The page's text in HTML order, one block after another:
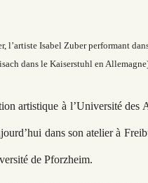
l’artiste Isabel Zuber performant
dans le Kaiserstuhl en
artistique à l’Université des
dans son atelier à
de Pforzheim.